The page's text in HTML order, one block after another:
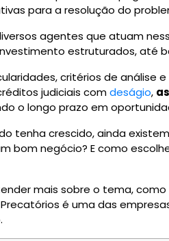
para a resolução do
agentes que atuam
estruturados, até
critérios de análise
judiciais comdeságio,
o longo prazo em
tenha crescido, ainda
bom negócio? E como
mais sobre o tema,
é uma das